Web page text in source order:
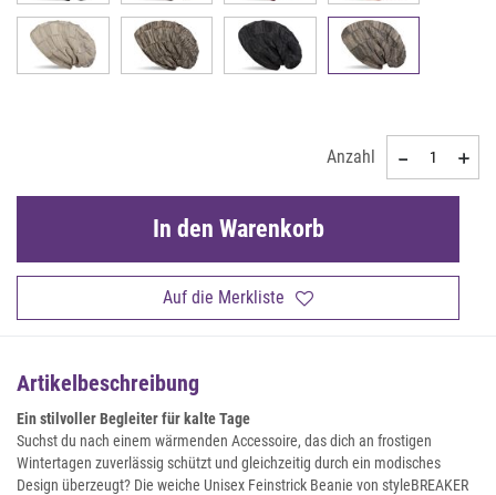
Anzahl
Auf die Merkliste
In den Warenkorb
Artikelbeschreibung
Ein stilvoller Begleiter für kalte Tage
Suchst du nach einem wärmenden Accessoire, das dich an frostigen
Wintertagen zuverlässig schützt und gleichzeitig durch ein modisches
Design überzeugt? Die weiche Unisex Feinstrick Beanie von styleBREAKER